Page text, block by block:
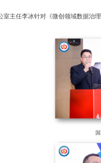
任李冰针对《微创领域数据治理